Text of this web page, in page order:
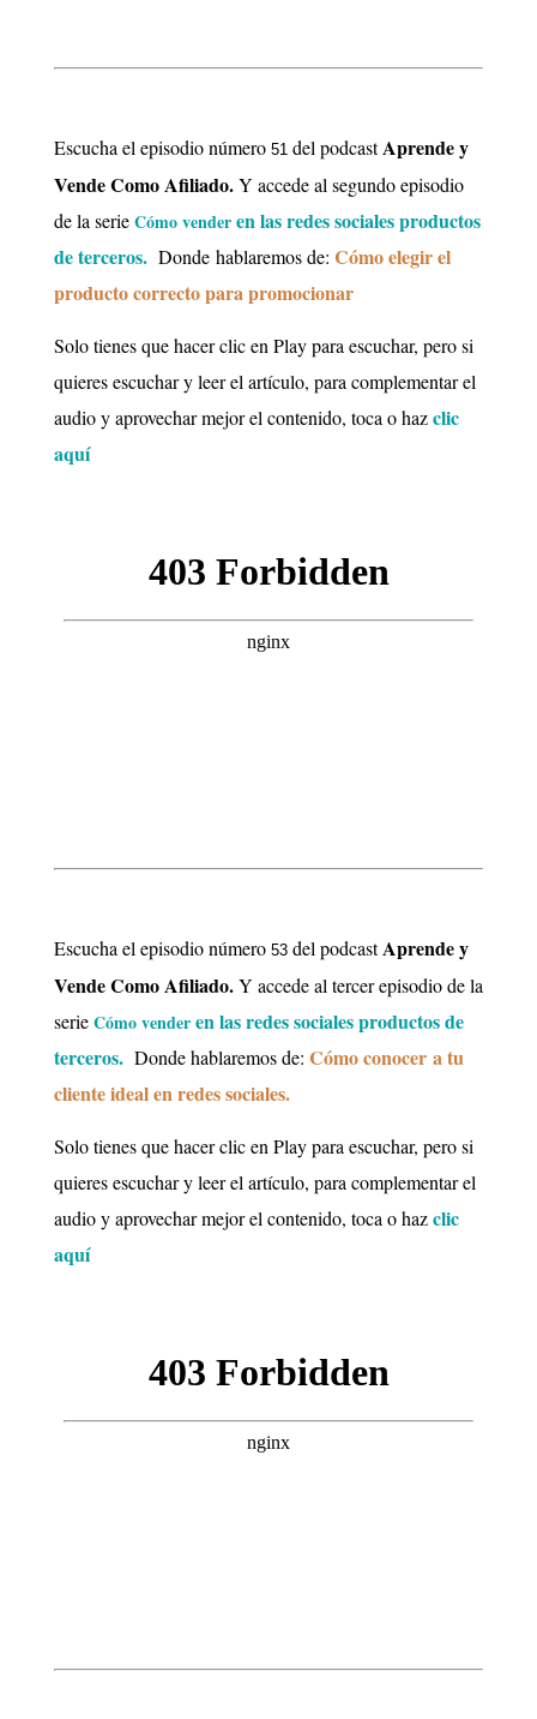
Escucha el episodio número 51 del podcastAprende y
Vende Como Afiliado.Y accede al segundo episodio
de la serie Cómo venderen las redes sociales productos
de terceros. Dondehablaremos de: Cómo elegir el
producto correcto para promocionar
Solo tienes que hacer clic en Play para escuchar, pero si
quieres escuchar y leer el artículo, para complementar el
audio y aprovechar mejor el contenido, toca o haz clic
aquí
Escucha el episodio número 53del podcastAprende y
Vende Como Afiliado.Y accede al tercer episodio de la
serie Cómo venderen las redes sociales productos de
terceros. Donde hablaremos de: Cómo conocer a tu
cliente ideal en redes sociales.
Solo tienes que hacer clic en Play para escuchar, pero si
quieres escuchar y leer el artículo, para complementar el
audio y aprovechar mejor el contenido, toca o haz clic
aquí